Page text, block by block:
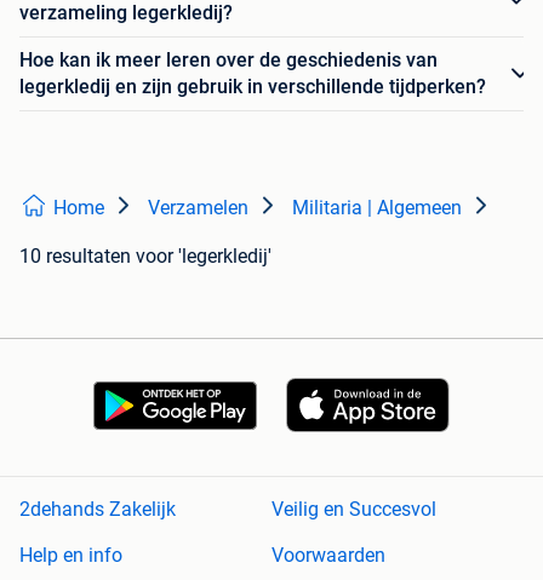
verzameling legerkledij?
Hoe kan ik meer leren over de geschiedenis van
legerkledij en zijn gebruik in verschillende tijdperken?
Home Verzamelen Militaria | Algemeen
10 resultaten voor 'legerkledij'
2dehands Zakelijk
Veilig en Succesvol
Help en info
Voorwaarden